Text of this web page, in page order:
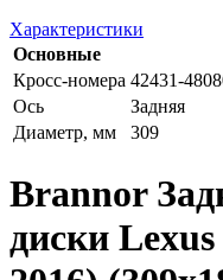
Характеристики
Основные
Кросс-номера 42431-
Ось
Задняя
Диаметр, мм
309
Brannor
диски